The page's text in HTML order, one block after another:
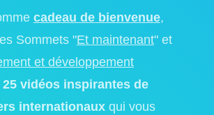
cadeau de bienvenue,
Sommets "Et maintenant" et
et développement
25 vidéos inspirantes de
internationauxqui vous